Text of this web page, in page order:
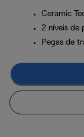
Ceramic
2 níveis de
Pegas de